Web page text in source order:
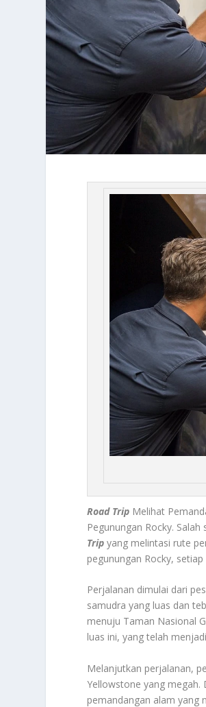
Road Trip Melihat
Pegunungan Rocky.
Trip yang melintasi rute
pegunungan Rocky,
Perjalanan dimulai dari
samudra yang luas dan
menuju Taman Nasional
luas ini, yang telah
Melanjutkan perjalanan,
Yellowstone yang megah.
pemandangan alam yang